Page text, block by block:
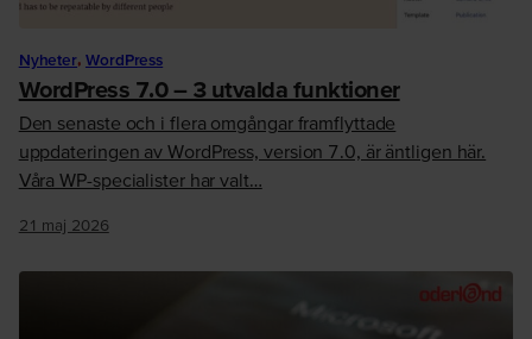
Nyheter, WordPress
WordPress 7.0 – 3 utvalda funktioner
Den senaste och i flera omgångar framflyttade
uppdateringen av WordPress, version 7.0, är äntligen här.
Våra WP-specialister har valt…
21 maj 2026